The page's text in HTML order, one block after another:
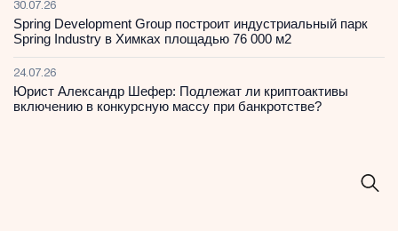
30.07.26
Spring Development Group построит индустриальный парк
Spring Industry в Химках площадью 76 000 м2
24.07.26
Юрист Александр Шефер: Подлежат ли криптоактивы
включению в конкурсную массу при банкротстве?